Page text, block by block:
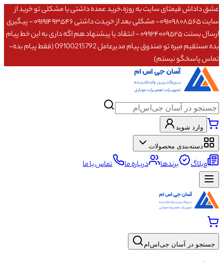
عشق داداش قیمتای سایت به روزه،خرید عمده داشتی یا مشکلی تو خرید از
سایت ۰۹۱۰۹۸۰۸۵۶۵- مشکلی بعد از خریدت داشتی ۰۹۱۹۱۴۹۳۵۴۶ - پیگیری
ارسال بستت ۰۹۹۲۴۰۰۹۵۲۵ - انتقاد یا پیشنهاد هم اگه داری به این خط پیام
بده مستقیم میره تو صندوق پیام مدیرعامل 09100215792 (فقط پیام بده-
تماس پاسخگو نیستم)
وارد شوید
دسته‌بندی محصولات
وبلاگ برندها درباره ما تماس با ما
جستجو در آسان جی‌اس‌ام